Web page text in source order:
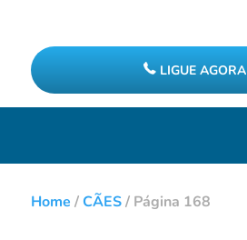
LIGUE AGORA
Home /CÃES/ Página 168